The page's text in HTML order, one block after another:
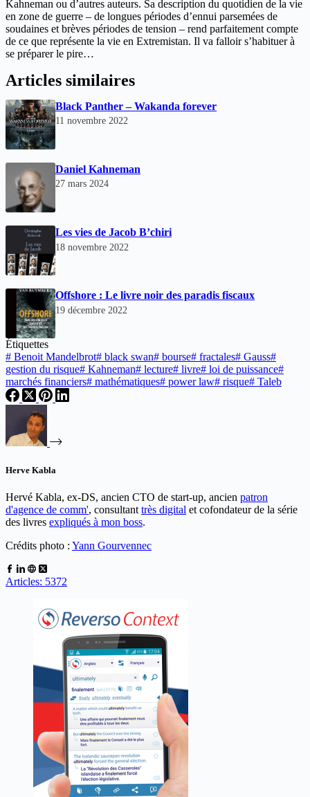
Kahneman ou d’autres auteurs. Sa description du quotidien de la vie
en zone de guerre – de longues périodes d’ennui parsemées de
soudaines et brèves périodes de tension – rend parfaitement compte
de ce que représente la vie en Extremistan. Il va falloir s’habituer à
se préparer le pire…
Articles similaires
Black Panther – Wakanda forever
11 novembre 2022
Daniel Kahneman
27 mars 2024
Les vies de Jacob B’chiri
18 novembre 2022
Offshore : Le livre noir des paradis fiscaux
19 décembre 2022
Étiquettes
# Benoit Mandelbrot# black swan# bourse# fractales# Gauss#
gestion du risque# Kahneman# lecture# livre# loi de puissance#
marchés financiers# mathématiques# power law# risque# Taleb
Herve Kabla
Hervé Kabla, ex-DS, ancien CTO de start-up, ancien patron
d'agence de comm', consultant très digital et cofondateur de la série
des livres expliqués à mon boss.
Crédits photo : Yann Gourvennec
Articles: 5372